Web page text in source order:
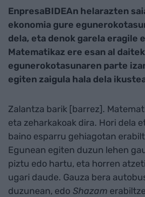
EnpresaBIDEAn helarazten
ekonomia gure
dela, eta denok garela eragile
Matematikaz ere esan al
egunerokotasunaren parte
egiten zaigula hala dela
Zalantza barik [barrez].
eta zeharkakoak dira. Hori dela
baino esparru gehiagotan
Egunean egiten duzun lehen
piztu edo hartu, eta horren
ugari daude. Gauza bera
duzunean, edo Shazam